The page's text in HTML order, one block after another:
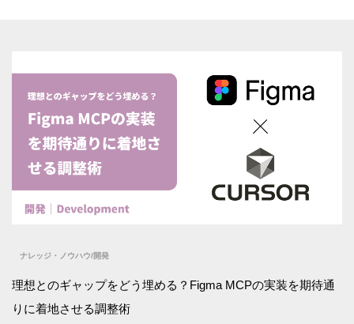
ナレッジ・ノウハウ/開発
理想とのギャップをどう埋める？Figma MCPの実装を期待通
りに着地させる調整術